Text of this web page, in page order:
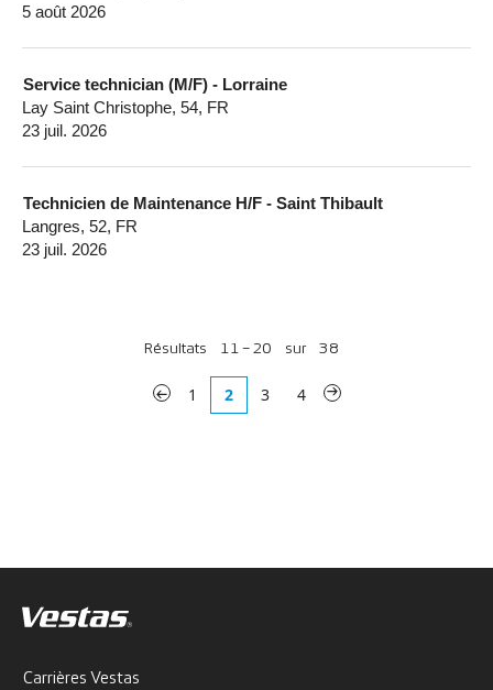
5 août 2026
Service technician (M/F) - Lorraine
Lay Saint Christophe, 54, FR
23 juil. 2026
Technicien de Maintenance H/F - Saint Thibault
Langres, 52, FR
23 juil. 2026
Résultats 11 – 20 sur 38
« 1 2 3 4 »
Carrières Vestas